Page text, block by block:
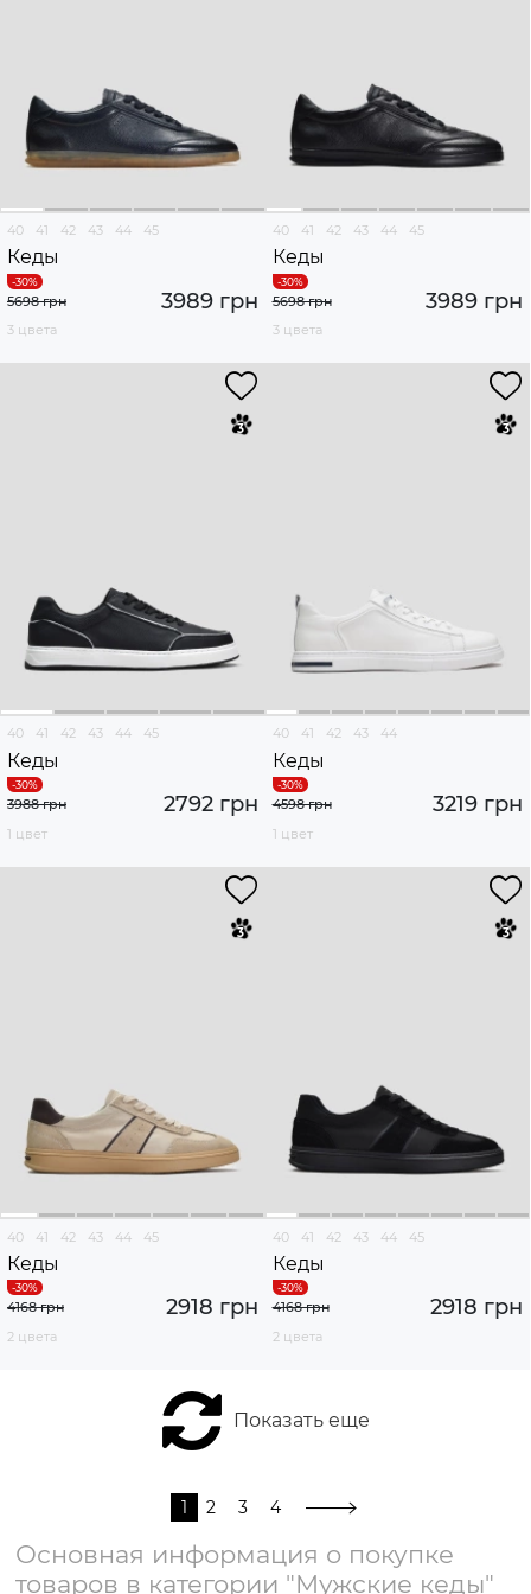
40 41 42 43 44 45
Кеды
3989 грн
5698 грн
3 цвета
40 41 42 43 44 45
Кеды
3989 грн
5698 грн
3 цвета
40 41 42 43 44 45
Кеды
2792 грн
3988 грн
1 цвет
40 41 42 43 44
Кеды
3219 грн
4598 грн
1 цвет
40 41 42 43 44 45
Кеды
2918 грн
4168 грн
2 цвета
40 41 42 43 44 45
Кеды
2918 грн
4168 грн
2 цвета
Показать еще
1 2 3 4
Основная информация о покупке
товаров в категории "Мужские кеды"